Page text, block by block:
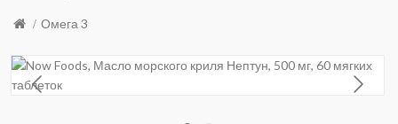
Омега 3